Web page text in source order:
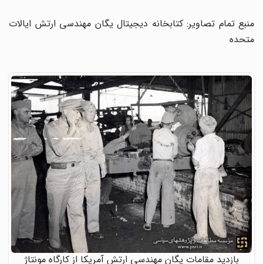
منبع تمام تصاویر: کتابخانه دیجیتال یگان مهندسی ارتش ایالات
متحده
بازدید مقامات یگان مهندسی ارتش آمریکا از کارگاه مونتاژ